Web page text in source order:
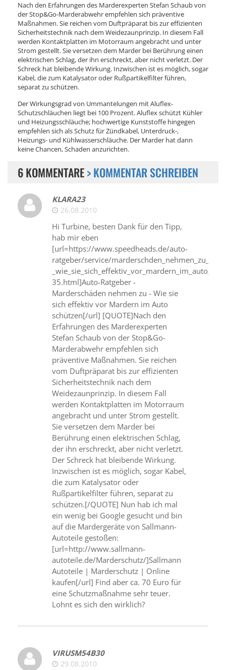
Nach den Erfahrungen des Marderexperten Stefan Schaub von
der Stop&Go-Marderabwehr empfehlen sich präventive
Maßnahmen. Sie reichen vom Duftpräparat bis zur effizienten
Sicherheitstechnik nach dem Weidezaunprinzip. In diesem Fall
werden Kontaktplatten im Motorraum angebracht und unter
Strom gestellt. Sie versetzen dem Marder bei Berührung einen
elektrischen Schlag, der ihn erschreckt, aber nicht verletzt. Der
Schreck hat bleibende Wirkung. Inzwischen ist es möglich, sogar
Kabel, die zum Katalysator oder Rußpartikelfilter führen,
separat zu schützen.
Der Wirkungsgrad von Ummantelungen mit Aluflex-
Schutzschläuchen liegt bei 100 Prozent. Aluflex schützt Kühler
und Heizungsschläuche; hochwertige Kunststoffe hingegen
empfehlen sich als Schutz für Zündkabel, Unterdruck-,
Heizungs- und Kühlwasserschläuche. Der Marder hat dann
keine Chancen, Schaden anzurichten.
6 KOMMENTARE> KOMMENTAR SCHREIBEN
KLARA23
26.08.2010
Hi Turbine, besten Dank für den Tipp,
hab mir eben
[url=https://www.speedheads.de/auto-
ratgeber/service/marderschden_nehmen_zu_-
35.html]Auto-Ratgeber -
Marderschäden nehmen zu - Wie sie
sich effektiv vor Mardern im Auto
schützen[/url] [QUOTE]Nach den
Erfahrungen des Marderexperten
Stefan Schaub von der Stop&Go-
Marderabwehr empfehlen sich
präventive Maßnahmen. Sie reichen
vom Duftpräparat bis zur effizienten
Sicherheitstechnik nach dem
Weidezaunprinzip. In diesem Fall
werden Kontaktplatten im Motorraum
angebracht und unter Strom gestellt.
Sie versetzen dem Marder bei
Berührung einen elektrischen Schlag,
der ihn erschreckt, aber nicht verletzt.
Der Schreck hat bleibende Wirkung.
Inzwischen ist es möglich, sogar Kabel,
die zum Katalysator oder
Rußpartikelfilter führen, separat zu
schützen.[/QUOTE] Nun hab ich mal
ein wenig bei Google gesucht und bin
auf die Mardergeräte von Sallmann-
Autoteile gestoßen:
[url=http://www.sallmann-
autoteile.de/Marderschutz/]Sallmann
Autoteile | Marderschutz | Online
kaufen[/url] Find aber ca. 70 Euro für
eine Schutzmaßnahme sehr teuer.
Lohnt es sich den wirklich?
VIRUSM54B30
29.08.2010